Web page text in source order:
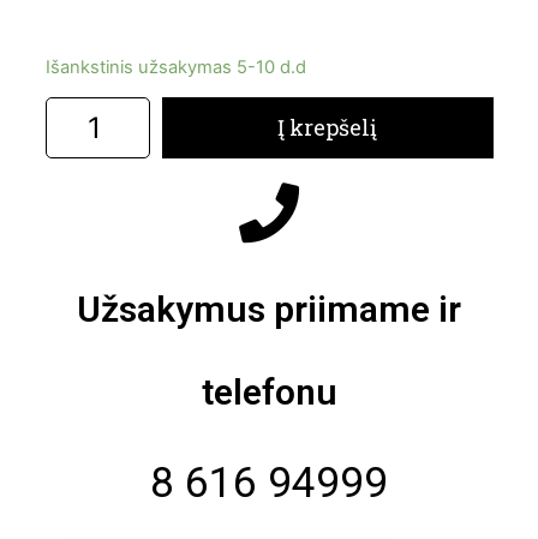
Išankstinis užsakymas 5-10 d.d
Į krepšelį
Užsakymus priimame ir
telefonu
8 616 94999